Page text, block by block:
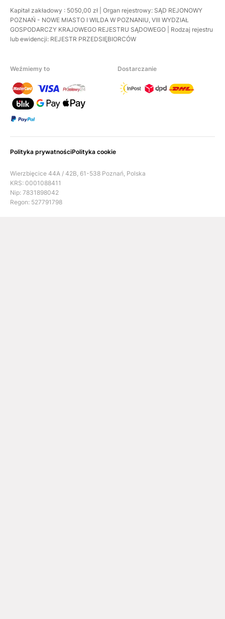
Kapitał zakładowy : 5050,00 zł | Organ rejestrowy: SĄD REJONOWY
POZNAŃ - NOWE MIASTO I WILDA W POZNANIU, VIII WYDZIAŁ
GOSPODARCZY KRAJOWEGO REJESTRU SĄDOWEGO | Rodzaj rejestru
lub ewidencji: REJESTR PRZEDSIĘBIORCÓW
Weźmiemy to Dostarczanie
Polityka prywatnościPolityka cookie
Wierzbięcice 44A / 42B, 61-538 Poznań, Polska
KRS: 0001088411
Nip: 7831898042
Regon: 527791798